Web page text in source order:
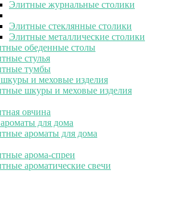
Элитные журнальные столики
Элитные стеклянные столики
Элитные металлические столики
обеденные столы
стулья
тумбы
и меховые изделия
шкуры и меховые изделия
овчина
для дома
ароматы для дома
арома-спреи
ароматические свечи